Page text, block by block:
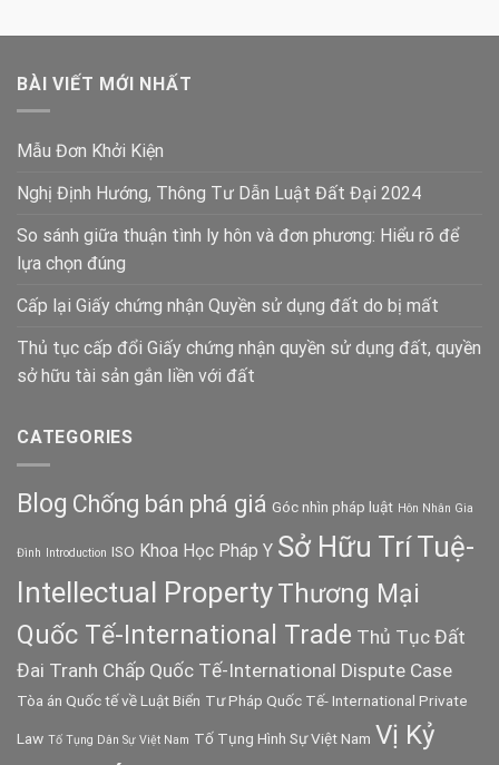
BÀI VIẾT MỚI NHẤT
Mẫu Đơn Khởi Kiện
Nghị Định Hướng, Thông Tư Dẫn Luật Đất Đại 2024
So sánh giữa thuận tình ly hôn và đơn phương: Hiểu rõ để
lựa chọn đúng
Cấp lại Giấy chứng nhận Quyền sử dụng đất do bị mất
Thủ tục cấp đổi Giấy chứng nhận quyền sử dụng đất, quyền
sở hữu tài sản gắn liền với đất
CATEGORIES
Blog Chống bán phá giá Góc nhìn pháp luật Hôn Nhân Gia
Đình Introduction ISO Khoa Học Pháp Y Sở Hữu Trí Tuệ-
Intellectual PropertyThương Mại
Quốc Tế-International Trade Thủ Tục Đất
Đai Tranh Chấp Quốc Tế-International Dispute Case
Tòa án Quốc tế về Luật Biển Tư Pháp Quốc Tế- International Private
Law Tố Tụng Dân Sự Việt Nam Tố Tụng Hình Sự Việt Nam Vị Kỷ